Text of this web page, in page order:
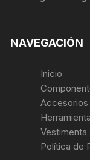
NAVEGACIÓN
Inicio
Accesorios
Vestimenta
Política de